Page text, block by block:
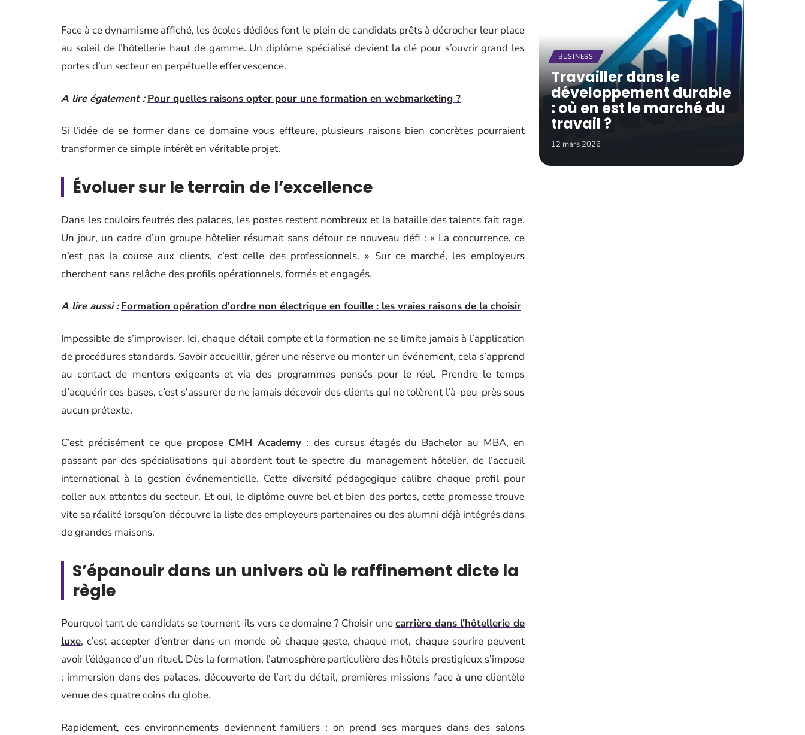
Face à ce dynamisme affiché, les écoles dédiées font le plein de candidats prêts à décrocher leur place
au soleil de l’hôtellerie haut de gamme. Un diplôme spécialisé devient la clé pour s’ouvrir grand les
portes d’un secteur en perpétuelle effervescence.
A lire également : Pour quelles raisons opter pour une formation en webmarketing ?
Si l’idée de se former dans ce domaine vous effleure, plusieurs raisons bien concrètes pourraient
transformer ce simple intérêt en véritable projet.
Évoluer sur le terrain de l’excellence
Dans les couloirs feutrés des palaces, les postes restent nombreux et la bataille des talents fait rage.
Un jour, un cadre d’un groupe hôtelier résumait sans détour ce nouveau défi : « La concurrence, ce
n’est pas la course aux clients, c’est celle des professionnels. » Sur ce marché, les employeurs
cherchent sans relâche des profils opérationnels, formés et engagés.
A lire aussi : Formation opération d'ordre non électrique en fouille : les vraies raisons de la choisir
Impossible de s’improviser. Ici, chaque détail compte et la formation ne se limite jamais à l’application
de procédures standards. Savoir accueillir, gérer une réserve ou monter un événement, cela s’apprend
au contact de mentors exigeants et via des programmes pensés pour le réel. Prendre le temps
d’acquérir ces bases, c’est s’assurer de ne jamais décevoir des clients qui ne tolèrent l’à-peu-près sous
aucun prétexte.
C’est précisément ce que propose CMH Academy : des cursus étagés du Bachelor au MBA, en
passant par des spécialisations qui abordent tout le spectre du management hôtelier, de l’accueil
international à la gestion événementielle. Cette diversité pédagogique calibre chaque profil pour
coller aux attentes du secteur. Et oui, le diplôme ouvre bel et bien des portes, cette promesse trouve
vite sa réalité lorsqu’on découvre la liste des employeurs partenaires ou des alumni déjà intégrés dans
de grandes maisons.
S’épanouir dans un univers où le raffinement dicte la
règle
Pourquoi tant de candidats se tournent-ils vers ce domaine ? Choisir unecarrière dans l’hôtellerie de
luxe, c’est accepter d’entrer dans un monde où chaque geste, chaque mot, chaque sourire peuvent
avoir l’élégance d’un rituel. Dès la formation, l’atmosphère particulière des hôtels prestigieux s’impose
: immersion dans des palaces, découverte de l’art du détail, premières missions face à une clientèle
venue des quatre coins du globe.
Rapidement, ces environnements deviennent familiers : on prend ses marques dans des salons
BUSINESS
Travailler dans le
développement durable
: où en est le marché du
travail ?
12 mars 2026